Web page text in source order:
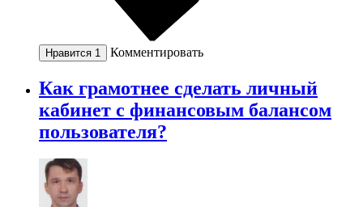
Нравится 1 Комментировать
Как грамотнее сделать личный
кабинет с финансовым балансом
пользователя?